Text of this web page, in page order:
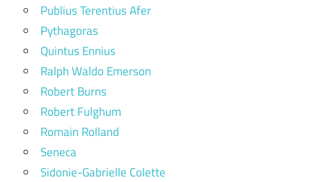
Publius Terentius Afer
Pythagoras
Quintus Ennius
Ralph Waldo Emerson
Robert Burns
Robert Fulghum
Romain Rolland
Seneca
Sidonie-Gabrielle Colette